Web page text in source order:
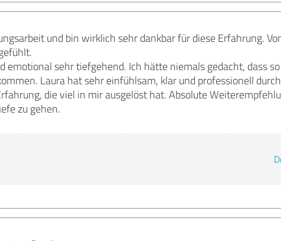
und bin wirklich sehr dankbar für diese Erfahrung.
emotional sehr tiefgehend. Ich hätte niemals gedacht, dass
Laura hat sehr einfühlsam, klar und professionell
die viel in mir ausgelöst hat. Absolute
zu gehen.